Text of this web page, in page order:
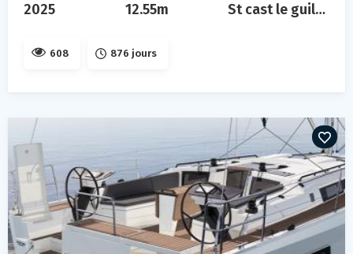
2025 12.55m St cast le guildo
608 876 jours